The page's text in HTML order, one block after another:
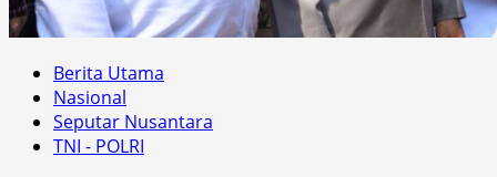
Berita Utama
Nasional
Seputar Nusantara
TNI - POLRI